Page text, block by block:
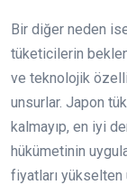
Bir diğer neden
tüketicilerin
ve teknolojik
unsurlar. Japon
kalmayıp, en iyi
hükümetinin
fiyatları yükselten